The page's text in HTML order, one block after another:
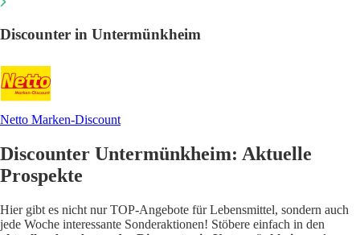
Discounter in Untermünkheim
Netto Marken-Discount
Discounter Untermünkheim: Aktuelle
Prospekte
Hier gibt es nicht nur TOP-Angebote für Lebensmittel, sondern auch
jede Woche interessante Sonderaktionen! Stöbere einfach in den